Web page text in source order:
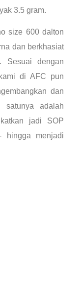
3.5 gram.
size 600 dalton
dan berkhasiat
Sesuai dengan
di AFC pun
dan
satunya adalah
jadi SOP
hingga menjadi